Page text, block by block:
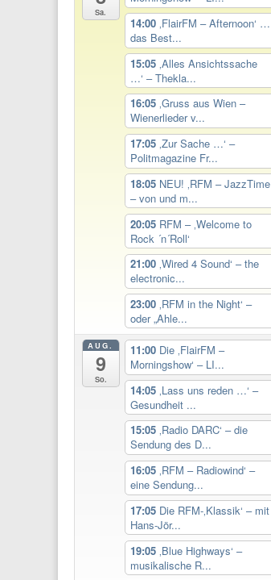
Sa.
14:00 ‚FlairFM – Afternoon‘ …
das Best...
15:05 ‚Alles Ansichtssache
…‘ – Thekla...
16:05 ‚Gruss aus Wien –
Wienerlieder v...
17:05 ‚Zur Sache …‘ –
Politmagazine Fr...
18:05 NEU! ‚RFM – JazzTime
– von und m...
20:05 RFM – ‚Welcome to
Rock ´n´Roll‘
21:00 ‚Wired 4 Sound‘ – the
electronic...
23:00 ‚RFM in the Night‘ –
oder „Ahle...
AUG.
9
So.
11:00 Die ‚FlairFM –
Morningshow‘ – LI...
14:05 ‚Lass uns reden …‘ –
Gesundheit ...
15:05 ‚Radio DARC‘ – die
Sendung des D...
16:05 ‚RFM – Radiowind‘ –
eine Sendung...
17:05 Die RFM-‚Klassik‘ – mit
Hans-Jör...
19:05 ‚Blue Highways‘ –
musikalische R...